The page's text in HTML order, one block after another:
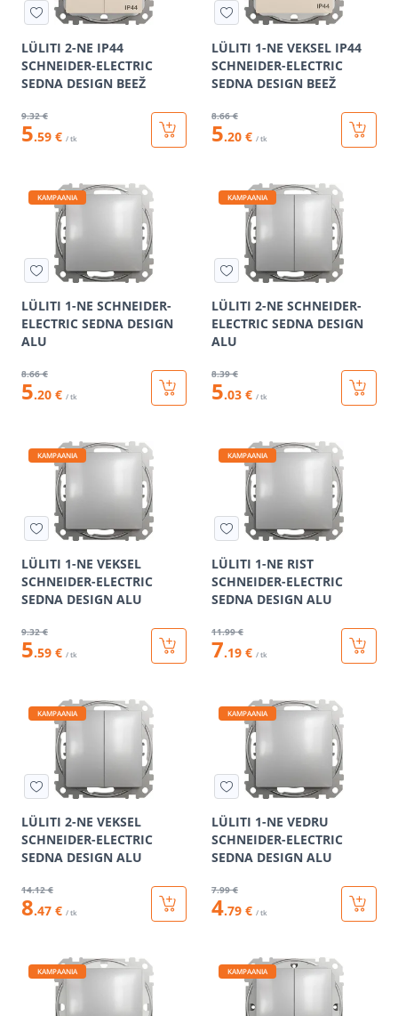
LÜLITI 2-NE IP44
SCHNEIDER-ELECTRIC
SEDNA DESIGN BEEŽ
9.32 €
5.59 € / tk
LÜLITI 1-NE VEKSEL IP44
SCHNEIDER-ELECTRIC
SEDNA DESIGN BEEŽ
8.66 €
5.20 € / tk
KAMPAANIA
LÜLITI 1-NE SCHNEIDER-
ELECTRIC SEDNA DESIGN
ALU
8.66 €
5.20 € / tk
KAMPAANIA
LÜLITI 2-NE SCHNEIDER-
ELECTRIC SEDNA DESIGN
ALU
8.39 €
5.03 € / tk
KAMPAANIA
LÜLITI 1-NE VEKSEL
SCHNEIDER-ELECTRIC
SEDNA DESIGN ALU
9.32 €
5.59 € / tk
KAMPAANIA
LÜLITI 1-NE RIST
SCHNEIDER-ELECTRIC
SEDNA DESIGN ALU
11.99 €
7.19 € / tk
KAMPAANIA
LÜLITI 2-NE VEKSEL
SCHNEIDER-ELECTRIC
SEDNA DESIGN ALU
14.12 €
8.47 € / tk
KAMPAANIA
LÜLITI 1-NE VEDRU
SCHNEIDER-ELECTRIC
SEDNA DESIGN ALU
7.99 €
4.79 € / tk
KAMPAANIA KAMPAANIA